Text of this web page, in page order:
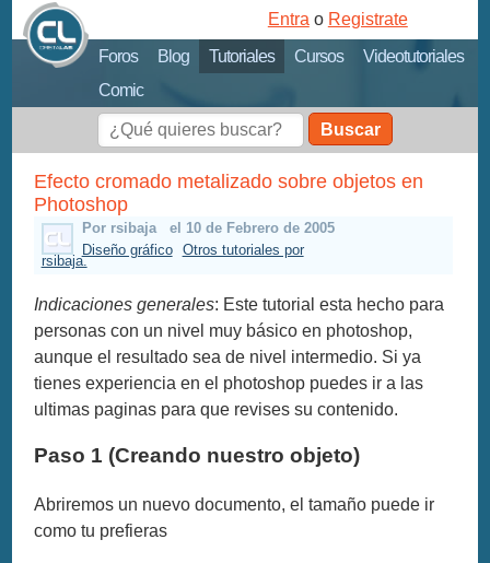
Foros Blog Tutoriales Cursos
Videotutoriales
Comic
Entra o Registrate
Buscar
Efecto cromado metalizado sobre objetos en
Photoshop
Por rsibaja
el 10 de Febrero de 2005
Diseño gráfico
Otros tutoriales por
rsibaja.
Indicaciones generales: Este tutorial esta hecho para
personas con un nivel muy básico en photoshop,
aunque el resultado sea de nivel intermedio. Si ya
tienes experiencia en el photoshop puedes ir a las
ultimas paginas para que revises su contenido.
Paso 1 (Creando nuestro objeto)
Abriremos un nuevo documento, el tamaño puede ir
como tu prefieras